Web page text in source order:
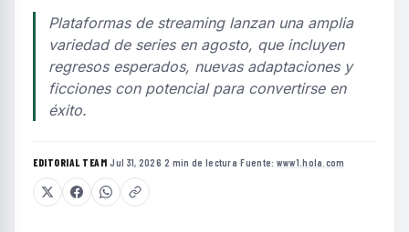
Plataformas de streaming lanzan una amplia
variedad de series en agosto, que incluyen
regresos esperados, nuevas adaptaciones y
ficciones con potencial para convertirse en
éxito.
EDITORIAL TEAM·Jul 31, 2026·2 min de lectura·Fuente: www1.hola.com